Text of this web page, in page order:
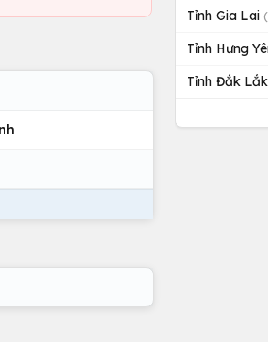
Tỉnh Gia Lai
Tỉnh Hưng
Tỉnh Đắk Lắk